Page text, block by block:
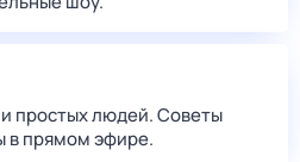
и простых людей. Советы
в прямом эфире.